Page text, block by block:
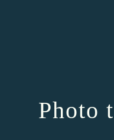
Photo